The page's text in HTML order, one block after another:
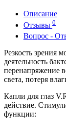
Описание
Отзывы 0
Вопрос -
Резкость зрения
деятельность
перенапряжение
света, потеря
Капли для глаз
действие.
функции: